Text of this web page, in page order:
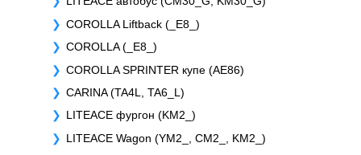
COROLLA Liftback (_E8_)
COROLLA (_E8_)
COROLLA SPRINTER купе (AE86)
CARINA (TA4L, TA6_L)
LITEACE фургон (KM2_)
LITEACE Wagon (YM2_, CM2_, KM2_)